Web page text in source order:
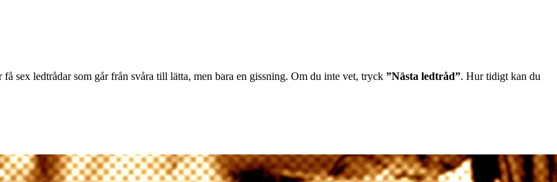
sex ledtrådar som går från svåra till lätta, men bara en gissning. Om du inte vet, tryck ”Nästa ledtråd”. Hur tidigt kan du